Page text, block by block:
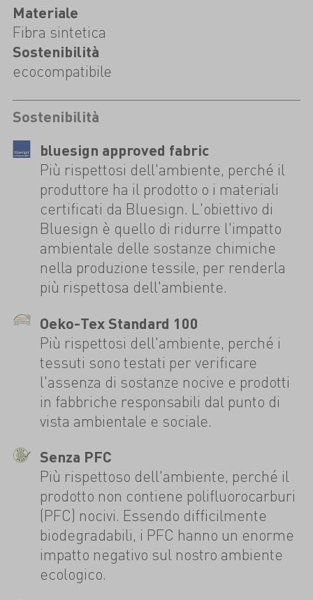
Materiale
Fibra sintetica
Sostenibilità
ecocompatibile
Sostenibilità
bluesign approved fabric
Più rispettosi dell'ambiente, perché il
produttore ha il prodotto o i materiali
certificati da Bluesign. L'obiettivo di
Bluesign è quello di ridurre l'impatto
ambientale delle sostanze chimiche
nella produzione tessile, per renderla
più rispettosa dell'ambiente.
Oeko-Tex Standard 100
Più rispettosi dell'ambiente, perché i
tessuti sono testati per verificare
l'assenza di sostanze nocive e prodotti
in fabbriche responsabili dal punto di
vista ambientale e sociale.
Senza PFC
Più rispettoso dell'ambiente, perché il
prodotto non contiene polifluorocarburi
(PFC) nocivi. Essendo difficilmente
biodegradabili, i PFC hanno un enorme
impatto negativo sul nostro ambiente
ecologico.